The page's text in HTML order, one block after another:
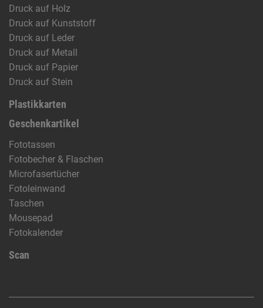
Druck auf Holz
Druck auf Kunststoff
Druck auf Leder
Druck auf Metall
Druck auf Papier
Druck auf Stein
Plastikkarten
Geschenkartikel
Fototassen
Fotobecher & Flaschen
Microfasertücher
Fotoleinwand
Taschen
Mousepad
Fotokalender
Scan